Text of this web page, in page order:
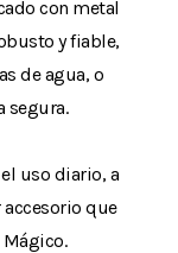
con metal
y fiable,
de agua, o
segura.
uso diario, a
que